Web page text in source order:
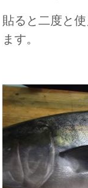
貼ると二度と
ます。